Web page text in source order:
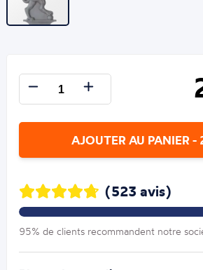
AJOUTER AU PANIER
(523 avis)
95% de clients recommandent notre